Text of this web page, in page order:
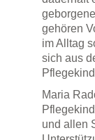
gehören
im Alltag
sich aus
Maria
und allen